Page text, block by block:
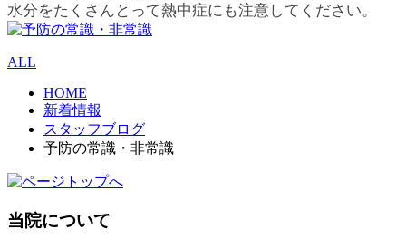
水分をたくさんとって熱中症にも注意してください。
ALL
HOME
新着情報
スタッフブログ
予防の常識・非常識
当院について